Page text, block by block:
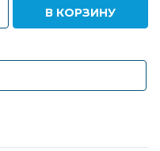
В КОРЗИНУ